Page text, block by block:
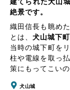
絶景です。
織田信長も眺め
とは、 犬山城下町
当時の城下町を
柱や電線を取っ
策にもってこい
犬山城